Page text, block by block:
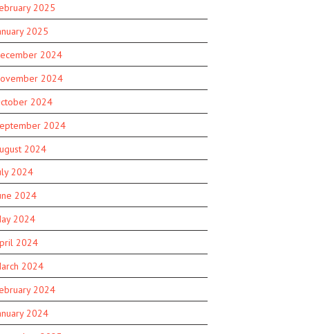
2025
2025
2024
2024
2024
2024
2024
2024
2024
2024
2024
2024
2024
2024